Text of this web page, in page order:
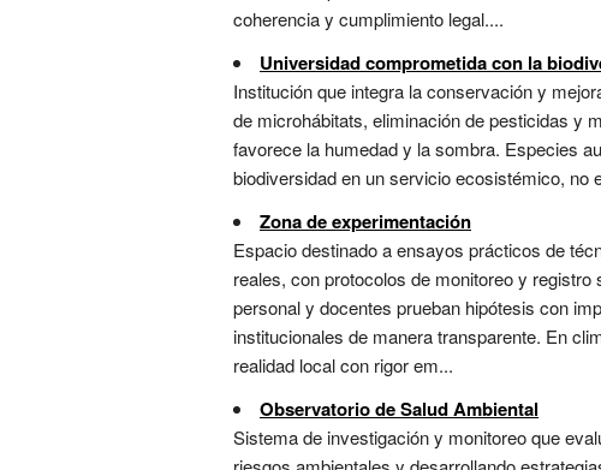
coherencia y cumplimiento legal....
Universidad comprometida con la
Institución que integra la conservación y
de microhábitats, eliminación de pesticidas y
favorece la humedad y la sombra. Especies
biodiversidad en un servicio ecosistémico, no
Zona de experimentación
Espacio destinado a ensayos prácticos de
reales, con protocolos de monitoreo y
personal y docentes prueban hipótesis con
institucionales de manera transparente. En
realidad local con rigor em...
Observatorio de Salud Ambiental
Sistema de investigación y monitoreo que